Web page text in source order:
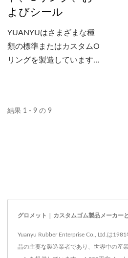
よびシール
YUANYUはさまざまな種
類の標準またはカスタムO
リングを製造しています。
FKM（Viton...）などのさ
結果 1 - 9 の 9
グロメット | カスタムゴム製品メーカー
Yuanyu Rubber Enterprise Co., Ltd.は
品の主要な製造業者であり、世界中の産